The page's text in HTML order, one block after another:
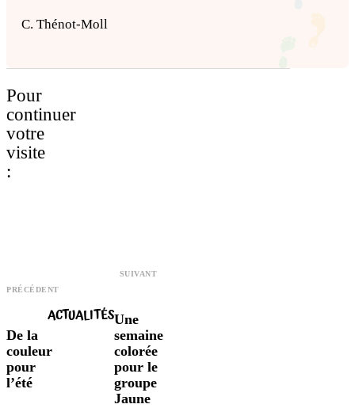
C. Thénot-Moll
Pour
continuer
votre
visite
:
PRÉCÉDENT
De la
couleur
pour
l’été
ACTUALITÉS
SUIVANT
Une
semaine
colorée
pour le
groupe
Jaune